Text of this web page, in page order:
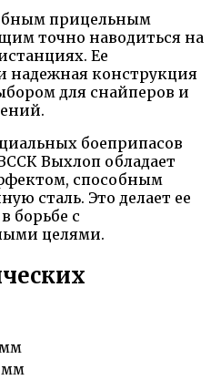
прицельным
точно наводиться на
Ее
надежная конструкция
для снайперов и
боеприпасов
Выхлоп обладает
способным
сталь. Это делает ее
борьбе с
целями.
мм
мм